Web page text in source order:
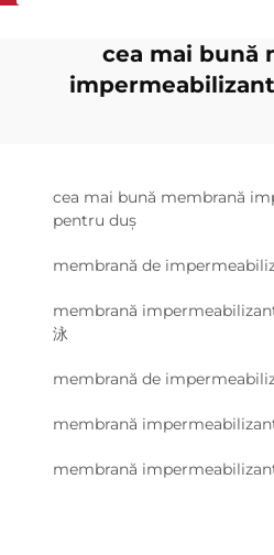
cea mai bună
cea mai bună membrană
pentru duș
membrană de
membrană
泳
membrană de
membrană
membrană